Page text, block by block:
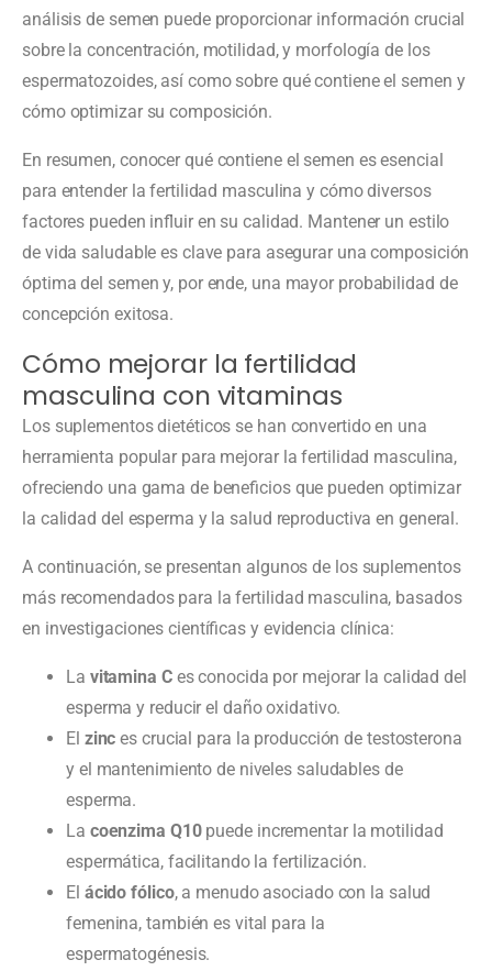
análisis de semen puede proporcionar información crucial
sobre la concentración, motilidad, y morfología de los
espermatozoides, así como sobre qué contiene el semen y
cómo optimizar su composición.
En resumen, conocer qué contiene el semen es esencial
para entender la fertilidad masculina y cómo diversos
factores pueden influir en su calidad. Mantener un estilo
de vida saludable es clave para asegurar una composición
óptima del semen y, por ende, una mayor probabilidad de
concepción exitosa.
Cómo mejorar la fertilidad
masculina con vitaminas
Los suplementos dietéticos se han convertido en una
herramienta popular para mejorar la fertilidad masculina,
ofreciendo una gama de beneficios que pueden optimizar
la calidad del esperma y la salud reproductiva en general.
A continuación, se presentan algunos de los suplementos
más recomendados para la fertilidad masculina, basados
en investigaciones científicas y evidencia clínica:
La vitamina Ces conocida por mejorar la calidad del
esperma y reducir el daño oxidativo.
El zinc es crucial para la producción de testosterona
y el mantenimiento de niveles saludables de
esperma.
La coenzima Q10puede incrementar la motilidad
espermática, facilitando la fertilización.
El ácido fólico, a menudo asociado con la salud
femenina, también es vital para la
espermatogénesis.